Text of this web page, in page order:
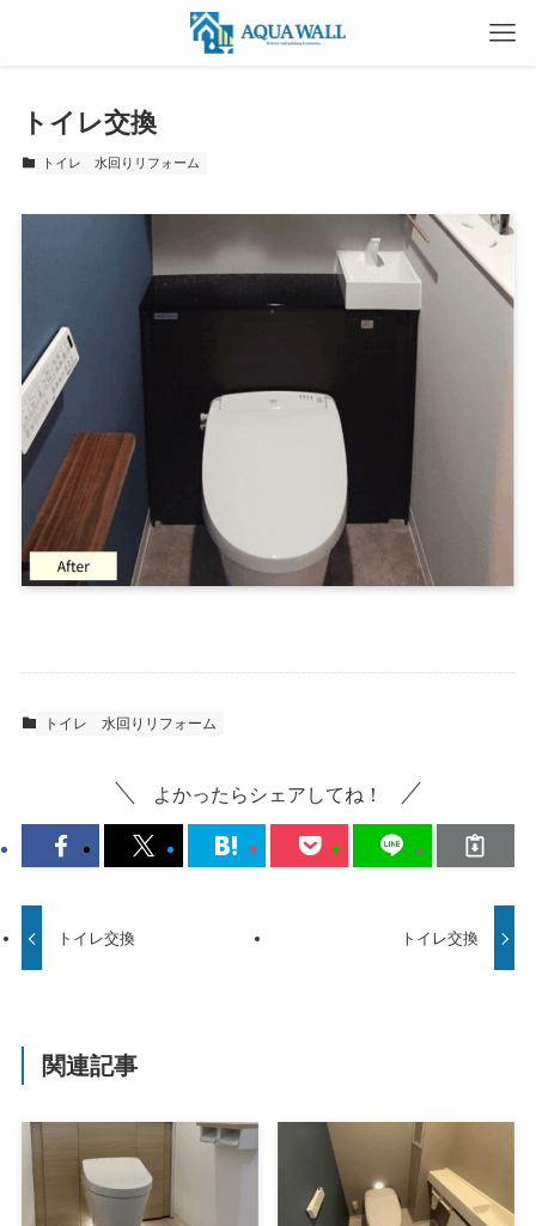
トイレ交換
トイレ 水回りリフォーム
トイレ 水回りリフォーム
よかったらシェアしてね！
トイレ交換 トイレ交換
関連記事